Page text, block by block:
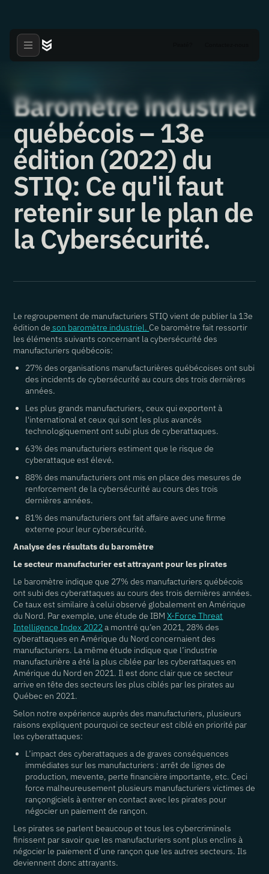
Baromètre industriel
québécois – 13e
édition (2022) du
STIQ: Ce qu'il faut
retenir sur le plan de
la Cybersécurité.
Le regroupement de manufacturiers STIQ vient de publier la 13e
édition de son baromètre industriel. Ce baromètre fait ressortir
les éléments suivants concernant la cybersécurité des
manufacturiers québécois:
27% des organisations manufacturières québécoises ont subi
des incidents de cybersécurité au cours des trois dernières
années.
Les plus grands manufacturiers, ceux qui exportent à
l'international et ceux qui sont les plus avancés
technologiquement ont subi plus de cyberattaques.
63% des manufacturiers estiment que le risque de
cyberattaque est élevé.
88% des manufacturiers ont mis en place des mesures de
renforcement de la cybersécurité au cours des trois
dernières années.
81% des manufacturiers ont fait affaire avec une firme
externe pour leur cybersécurité.
Analyse des résultats du baromètre
Le secteur manufacturier est attrayant pour les pirates
Le baromètre indique que 27% des manufacturiers québécois
ont subi des cyberattaques au cours des trois dernières années.
Ce taux est similaire à celui observé globalement en Amérique
du Nord. Par exemple, une étude de IBMX-Force Threat
Intelligence Index 2022a montré qu’en 2021, 28% des
cyberattaques en Amérique du Nord concernaient des
manufacturiers. La même étude indique que l’industrie
manufacturière a été la plus ciblée par les cyberattaques en
Amérique du Nord en 2021. Il est donc clair que ce secteur
arrive en tête des secteurs les plus ciblés par les pirates au
Québec en 2021.
Selon notre expérience auprès des manufacturiers, plusieurs
raisons expliquent pourquoi ce secteur est ciblé en priorité par
les cyberattaques:
L’impact des cyberattaques a de graves conséquences
immédiates sur les manufacturiers : arrêt de lignes de
production, mevente, perte financière importante, etc. Ceci
force malheureusement plusieurs manufacturiers victimes de
rançongiciels à entrer en contact avec les pirates pour
négocier un paiement de rançon.
Les pirates se parlent beaucoup et tous les cybercriminels
finissent par savoir que les manufacturiers sont plus enclins à
négocier le paiement d’une rançon que les autres secteurs. Ils
deviennent donc attrayants.